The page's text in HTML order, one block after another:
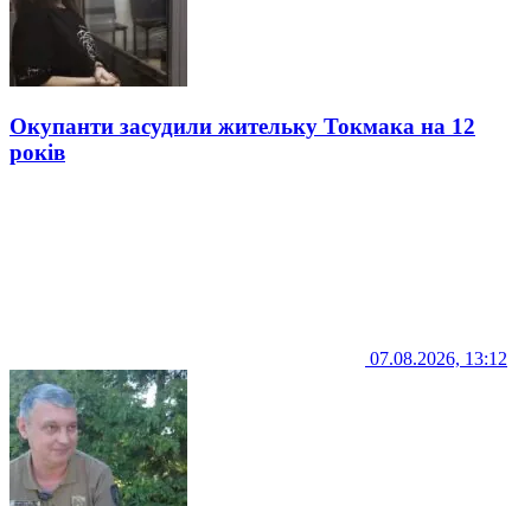
Окупанти засудили жительку Токмака на 12
років
07.08.2026, 13:12